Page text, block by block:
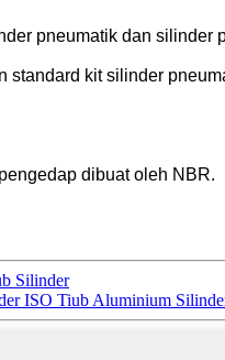
pneumatik dan
kit silinder
dibuat oleh NBR.
Silinder
ISO Tiub Aluminium